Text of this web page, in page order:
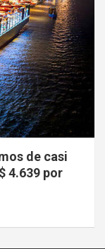
de casi
4.639 por